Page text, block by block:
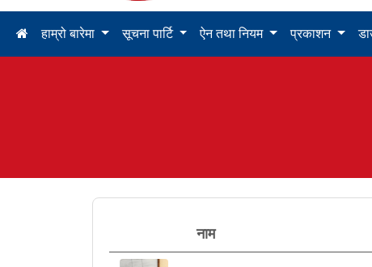
हाम्रो बारेमा सूचना पार्टि ऐन तथा नियम प्रकाशन
नाम